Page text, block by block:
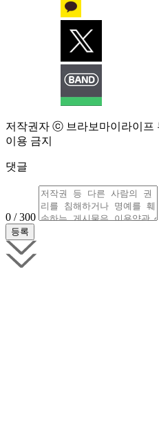
저작권자 ⓒ 브라보마이라이프
이용 금지
댓글
0 / 300